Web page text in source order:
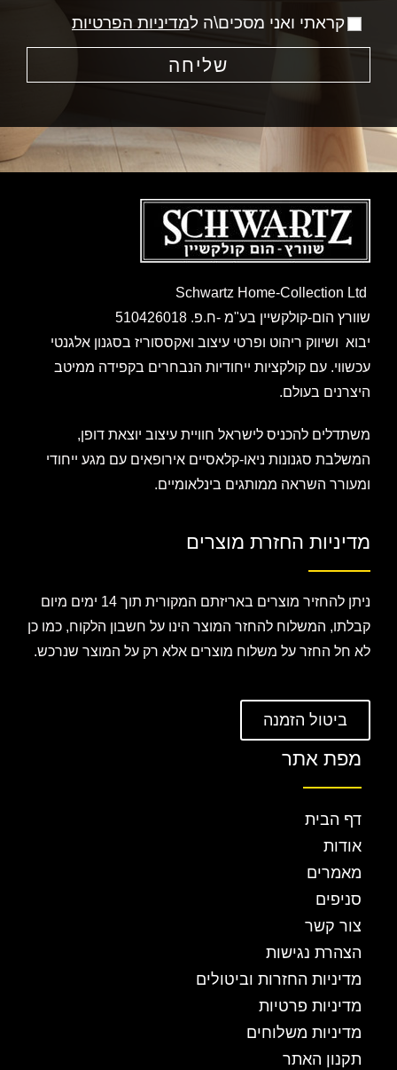
קראתי ואני מסכים\ה למדיניות הפרטיות
שליחה
שוורץ הום-קולקשיין בע"מ -ח.פ. 510426018
יבוא ושיווק ריהוט ופרטי עיצוב ואקססוריז בסגנון אלגנטי
עכשווי. עם קולקציות ייחודיות הנבחרים בקפידה ממיטב
היצרנים בעולם.
משתדלים להכניס לישראל חוויית עיצוב יוצאת דופן,
המשלבת סגנונות ניאו-קלאסיים אירופאים עם מגע ייחודי
ומעורר השראה ממותגים בינלאומיים.
מדיניות החזרת מוצרים
ניתן להחזיר מוצרים באריזתם המקורית תוך 14 ימים מיום
קבלתו, המשלוח להחזר המוצר הינו על חשבון הלקוח, כמו כן
לא חל החזר על משלוח מוצרים אלא רק על המוצר שנרכש.
ביטול הזמנה
מפת אתר
דף הבית
אודות
מאמרים
סניפים
צור קשר
הצהרת נגישות
מדיניות החזרות וביטולים
מדיניות פרטיות
מדיניות משלוחים
תקנון האתר